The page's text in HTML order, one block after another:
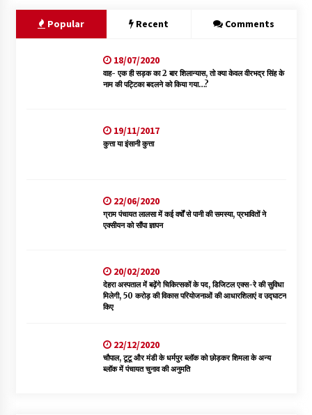
Popular Recent Comments
18/07/2020
वाह- एक ही सड़क का 2 बार शिलान्यास, तो क्या केवल वीरभद्र सिंह के
नाम की पट्टिका बदलने को किया गया…?
19/11/2017
कुत्ता या इंसानी कुत्ता
22/06/2020
ग्राम पंचायत लालसा में कई वर्षों से पानी की समस्या, प्रभावितों ने
एक्सीयन को सौंपा ज्ञापन
20/02/2020
देहरा अस्पताल में बढ़ेंगे चिकित्सकों के पद, डिजिटल एक्स-रे की सुविधा
मिलेगी, 50 करोड़ की विकास परियोजनाओं की आधारशिलाएं व उद्घाटन
किए
22/12/2020
चौपाल, टूटू और मंडी के धर्मपुर ब्लॉक को छोड़कर शिमला के अन्य
ब्लॉक में पंचायत चुनाव की अनुमति